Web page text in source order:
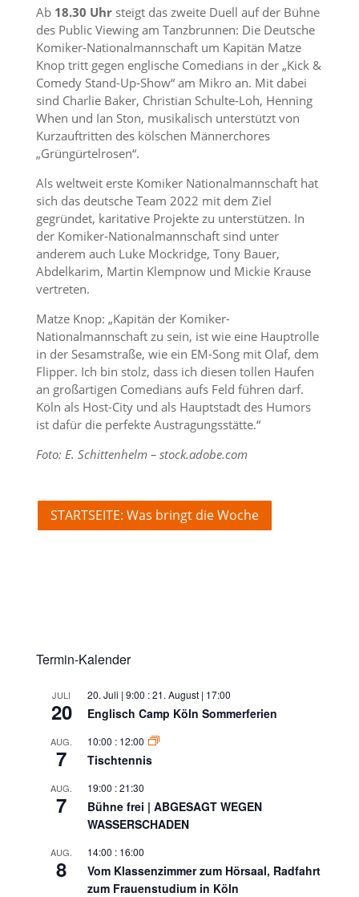
Ab 18.30 Uhrsteigt das zweite Duell auf der Bühne
des Public Viewing am Tanzbrunnen: Die Deutsche
Komiker-Nationalmannschaft um Kapitän Matze
Knop tritt gegen englische Comedians in der „Kick &
Comedy Stand-Up-Show“ am Mikro an. Mit dabei
sind Charlie Baker, Christian Schulte-Loh, Henning
When und Ian Ston, musikalisch unterstützt von
Kurzauftritten des kölschen Männerchores
„Grüngürtelrosen“.
Als weltweit erste Komiker Nationalmannschaft hat
sich das deutsche Team 2022 mit dem Ziel
gegründet, karitative Projekte zu unterstützen. In
der Komiker-Nationalmannschaft sind unter
anderem auch Luke Mockridge, Tony Bauer,
Abdelkarim, Martin Klempnow und Mickie Krause
vertreten.
Matze Knop: „Kapitän der Komiker-
Nationalmannschaft zu sein, ist wie eine Hauptrolle
in der Sesamstraße, wie ein EM-Song mit Olaf, dem
Flipper. Ich bin stolz, dass ich diesen tollen Haufen
an großartigen Comedians aufs Feld führen darf.
Köln als Host-City und als Hauptstadt des Humors
ist dafür die perfekte Austragungsstätte.“
Foto: E. Schittenhelm – stock.adobe.com
STARTSEITE: Was bringt die Woche
Termin-Kalender
JULI
20
20. Juli | 9:00 :21. August | 17:00
Englisch Camp Köln Sommerferien
AUG.
7
10:00 : 12:00
Tischtennis
AUG.
7
19:00 :21:30
Bühne frei | ABGESAGT WEGEN
WASSERSCHADEN
AUG.
8
14:00 : 16:00
Vom Klassenzimmer zum Hörsaal, Radfahrt
zum Frauenstudium in Köln